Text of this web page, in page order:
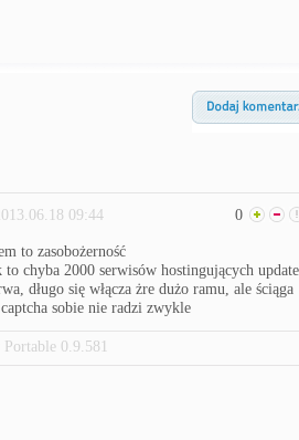
09:44 0
to zasobożerność
to chyba 2000 serwisów hostingujących update
długo się włącza żre dużo ramu, ale ściąga
sobie nie radzi zwykle
0.9.581